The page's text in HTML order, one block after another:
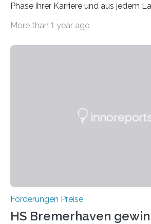
Phase ihrer Karriere und aus jedem
Leben gerufen, um die
Foundation, des BIAL Award in
More than 1 year ago
Förderungen Preise
HS Bremerhaven